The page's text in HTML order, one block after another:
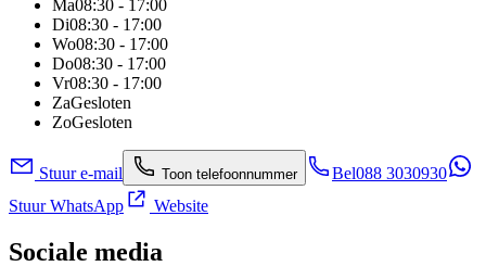
Ma08:30 - 17:00
Di08:30 - 17:00
Wo08:30 - 17:00
Do08:30 - 17:00
Vr08:30 - 17:00
ZaGesloten
ZoGesloten
Stuur e-mail Toon telefoonnummer Bel088 3030930
Stuur WhatsApp
Website
Sociale media